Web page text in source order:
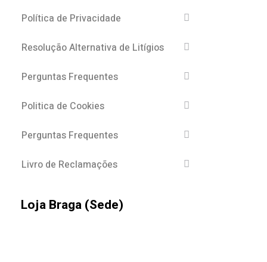
Política de Privacidade
Resolução Alternativa de Litígios
Perguntas Frequentes
Politica de Cookies
Perguntas Frequentes
Livro de Reclamações
Loja Braga (Sede)